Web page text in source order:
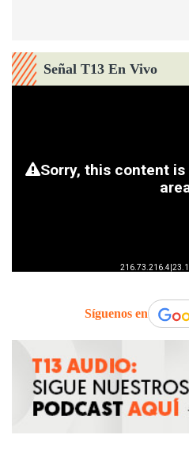
Señal T13 En Vivo
Síguenos en